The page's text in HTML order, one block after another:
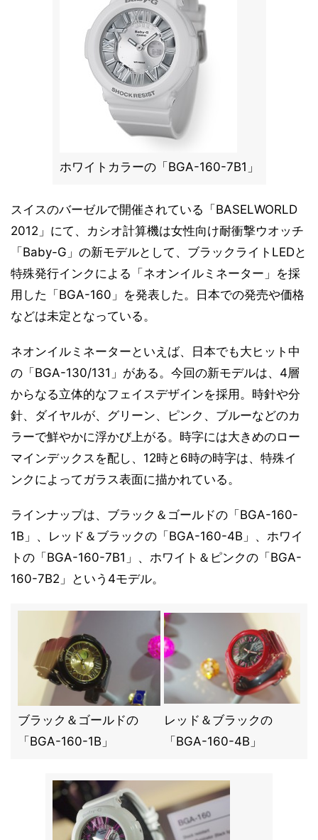
ホワイトカラーの「BGA-160-7B1」
スイスのバーゼルで開催されている「BASELWORLD
2012」にて、カシオ計算機は女性向け耐衝撃ウオッチ
「Baby-G」の新モデルとして、ブラックライトLEDと
特殊発行インクによる「ネオンイルミネーター」を採
用した「BGA-160」を発表した。日本での発売や価格
などは未定となっている。
ネオンイルミネーターといえば、日本でも大ヒット中
の「BGA-130/131」がある。今回の新モデルは、4層
からなる立体的なフェイスデザインを採用。時針や分
針、ダイヤルが、グリーン、ピンク、ブルーなどのカ
ラーで鮮やかに浮かび上がる。時字には大きめのロー
マインデックスを配し、12時と6時の時字は、特殊イ
ンクによってガラス表面に描かれている。
ラインナップは、ブラック＆ゴールドの「BGA-160-
1B」、レッド＆ブラックの「BGA-160-4B」、ホワイ
トの「BGA-160-7B1」、ホワイト＆ピンクの「BGA-
160-7B2」という4モデル。
ブラック＆ゴールドの
「BGA-160-1B」
レッド＆ブラックの
「BGA-160-4B」